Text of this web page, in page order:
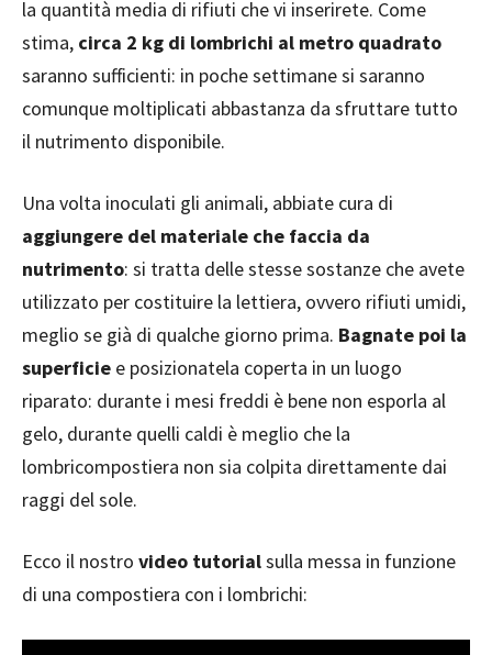
la quantità media di rifiuti che vi inserirete. Come
stima, circa 2 kg di lombrichi al metro quadrato
saranno sufficienti: in poche settimane si saranno
comunque moltiplicati abbastanza da sfruttare tutto
il nutrimento disponibile.
Una volta inoculati gli animali, abbiate cura di
aggiungere del materiale che faccia da
nutrimento: si tratta delle stesse sostanze che avete
utilizzato per costituire la lettiera, ovvero rifiuti umidi,
meglio se già di qualche giorno prima. Bagnate poi la
superficie e posizionatela coperta in un luogo
riparato: durante i mesi freddi è bene non esporla al
gelo, durante quelli caldi è meglio che la
lombricompostiera non sia colpita direttamente dai
raggi del sole.
Ecco il nostro video tutorialsulla messa in funzione
di una compostiera con i lombrichi: